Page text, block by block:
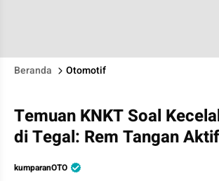
Beranda Otomotif
Temuan KNKT Soal
di Tegal: Rem Tangan Aktif
kumparanOTO